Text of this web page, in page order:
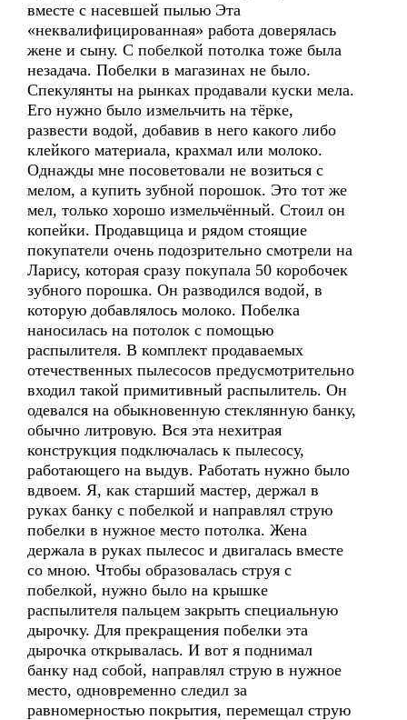
вместе с насевшей пылью Эта
«неквалифицированная» работа доверялась
жене и сыну. С побелкой потолка тоже была
незадача. Побелки в магазинах не было.
Спекулянты на рынках продавали куски мела.
Его нужно было измельчить на тёрке,
развести водой, добавив в него какого либо
клейкого материала, крахмал или молоко.
Однажды мне посоветовали не возиться с
мелом, а купить зубной порошок. Это тот же
мел, только хорошо измельчённый. Стоил он
копейки. Продавщица и рядом стоящие
покупатели очень подозрительно смотрели на
Ларису, которая сразу покупала 50 коробочек
зубного порошка. Он разводился водой, в
которую добавлялось молоко. Побелка
наносилась на потолок с помощью
распылителя. В комплект продаваемых
отечественных пылесосов предусмотрительно
входил такой примитивный распылитель. Он
одевался на обыкновенную стеклянную банку,
обычно литровую. Вся эта нехитрая
конструкция подключалась к пылесосу,
работающего на выдув. Работать нужно было
вдвоем. Я, как старший мастер, держал в
руках банку с побелкой и направлял струю
побелки в нужное место потолка. Жена
держала в руках пылесос и двигалась вместе
со мною. Чтобы образовалась струя с
побелкой, нужно было на крышке
распылителя пальцем закрыть специальную
дырочку. Для прекращения побелки эта
дырочка открывалась. И вот я поднимал
банку над собой, направлял струю в нужное
место, одновременно следил за
равномерностью покрытия, перемещал струю